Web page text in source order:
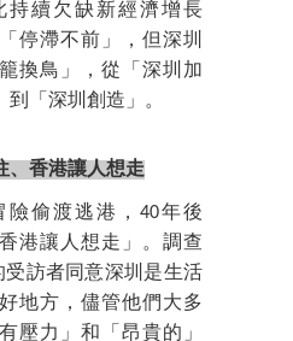
持續欠缺新經濟增長
停滯不前」，但深圳
換鳥」，從「深圳加
「深圳創造」。
、香港讓人想走
險偷渡逃港，40年後
港讓人想走」。調查
受訪者同意深圳是生活
地方，儘管他們大多
壓力」和「昂貴的」